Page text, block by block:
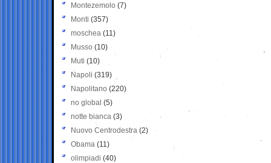
Montezemolo (7)
Monti (357)
moschea (11)
Musso (10)
Muti (10)
Napoli (319)
Napolitano (220)
no global (5)
notte bianca (3)
Nuovo Centrodestra (2)
Obama (11)
olimpiadi (40)